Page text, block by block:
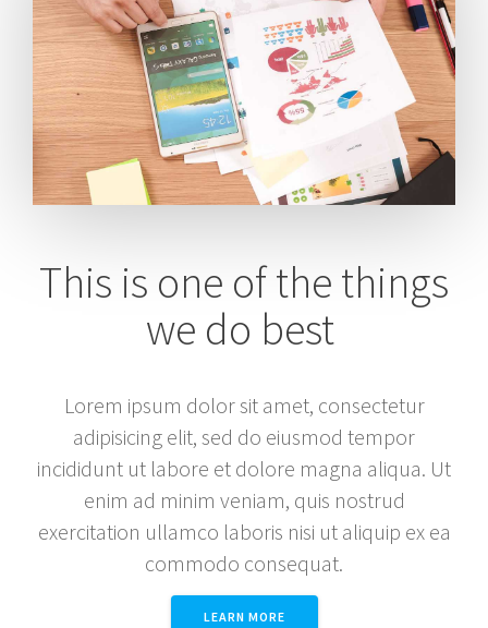
This is one of the things
we do best
Lorem ipsum dolor sit amet, consectetur
adipisicing elit, sed do eiusmod tempor
incididunt ut labore et dolore magna aliqua. Ut
enim ad minim veniam, quis nostrud
exercitation ullamco laboris nisi ut aliquip ex ea
commodo consequat.
LEARN MORE